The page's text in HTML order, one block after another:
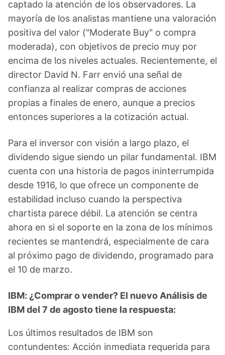
captado la atención de los observadores. La
mayoría de los analistas mantiene una valoración
positiva del valor ("Moderate Buy" o compra
moderada), con objetivos de precio muy por
encima de los niveles actuales. Recientemente, el
director David N. Farr envió una señal de
confianza al realizar compras de acciones
propias a finales de enero, aunque a precios
entonces superiores a la cotización actual.
Para el inversor con visión a largo plazo, el
dividendo sigue siendo un pilar fundamental. IBM
cuenta con una historia de pagos ininterrumpida
desde 1916, lo que ofrece un componente de
estabilidad incluso cuando la perspectiva
chartista parece débil. La atención se centra
ahora en si el soporte en la zona de los mínimos
recientes se mantendrá, especialmente de cara
al próximo pago de dividendo, programado para
el 10 de marzo.
IBM: ¿Comprar o vender? El nuevo Análisis de
IBM del 7 de agosto tiene la respuesta:
Los últimos resultados de IBM son
contundentes: Acción inmediata requerida para